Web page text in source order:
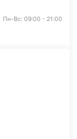
Пн-Вс: 09:00 - 21:00